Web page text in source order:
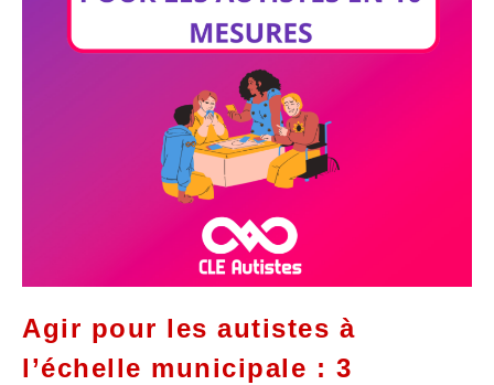
Agir pour les autistes à
l’échelle municipale : 3